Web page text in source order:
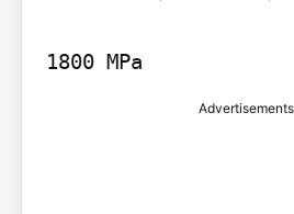
1800 MPa
Advertisements